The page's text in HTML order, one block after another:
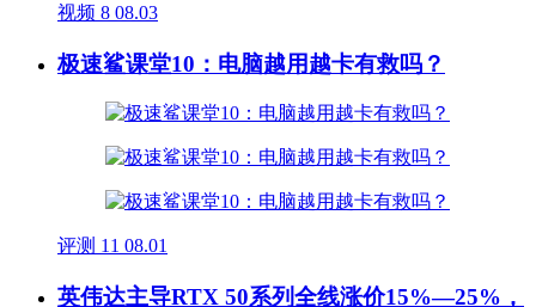
视频 8 08.03
极速鲨课堂10：电脑越用越卡有救吗？
评测 11 08.01
英伟达主导RTX 50系列全线涨价15%—25%，